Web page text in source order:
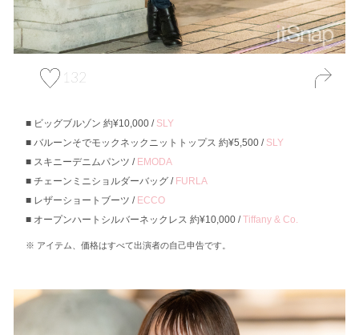
132
ビッグブルゾン 約¥10,000 / SLY
バルーンそでモックネックニットトップス 約¥5,500 / SLY
スキニーデニムパンツ / EMODA
チェーンミニショルダーバッグ / FURLA
レザーショートブーツ / ECCO
オープンハートシルバーネックレス 約¥10,000 /Tiffany & Co.
アイテム、価格はすべて出演者の自己申告です。